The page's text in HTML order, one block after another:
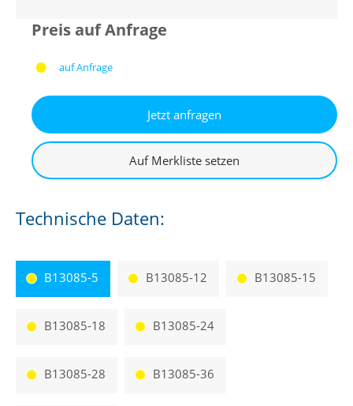
Preis auf Anfrage
auf Anfrage
Technische Daten:
B13085-5 B13085-12 B13085-15
B13085-18 B13085-24
B13085-28 B13085-36